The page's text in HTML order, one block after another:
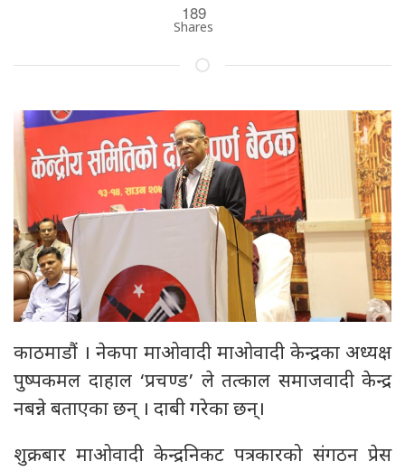
189
Shares
काठमाडौं । नेकपा माओवादी माओवादी केन्द्रका अध्यक्ष
पुष्पकमल दाहाल ‘प्रचण्ड’ ले तत्काल समाजवादी केन्द्र
नबन्ने बताएका छन् । दाबी गरेका छन्।
शुक्रबार माओवादी केन्द्रनिकट पत्रकारको संगठन प्रेस